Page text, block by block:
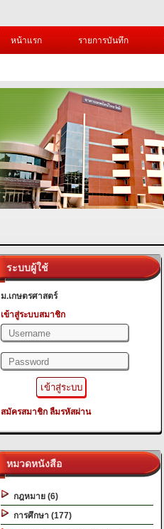
หน้าแรก
รายการบันทึก
ระบบผู้ใช้
ม.เกษตรศาสตร์
เข้าสู่ระบบสมาชิก
สมัครสมาชิก ลืมรหัสผ่าน
หมวดหนังสือ
กฎหมาย (6)
การศึกษา (177)